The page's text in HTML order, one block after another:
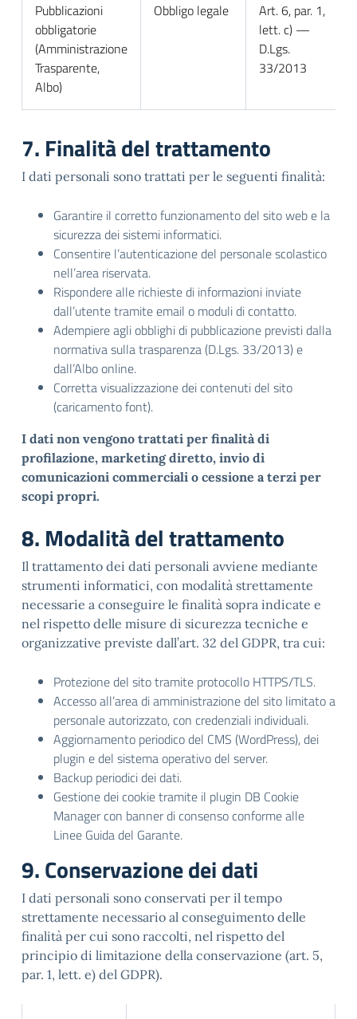
Pubblicazioni
obbligatorie
(Amministrazione
Trasparente,
Albo)
Obbligo legale
Art. 6, par. 1,
lett. c) —
D.Lgs.
33/2013
7. Finalità del trattamento
I dati personali sono trattati per le seguenti finalità:
Garantire il corretto funzionamento del sito web e la
sicurezza dei sistemi informatici.
Consentire l’autenticazione del personale scolastico
nell’area riservata.
Rispondere alle richieste di informazioni inviate
dall’utente tramite email o moduli di contatto.
Adempiere agli obblighi di pubblicazione previsti dalla
normativa sulla trasparenza (D.Lgs. 33/2013) e
dall’Albo online.
Corretta visualizzazione dei contenuti del sito
(caricamento font).
I dati non vengono trattati per finalità di
profilazione, marketing diretto, invio di
comunicazioni commerciali o cessione a terzi per
scopi propri.
8. Modalità del trattamento
Il trattamento dei dati personali avviene mediante
strumenti informatici, con modalità strettamente
necessarie a conseguire le finalità sopra indicate e
nel rispetto delle misure di sicurezza tecniche e
organizzative previste dall’art. 32 del GDPR, tra cui:
Protezione del sito tramite protocollo HTTPS/TLS.
Accesso all’area di amministrazione del sito limitato a
personale autorizzato, con credenziali individuali.
Aggiornamento periodico del CMS (WordPress), dei
plugin e del sistema operativo del server.
Backup periodici dei dati.
Gestione dei cookie tramite il plugin DB Cookie
Manager con banner di consenso conforme alle
Linee Guida del Garante.
9. Conservazione dei dati
I dati personali sono conservati per il tempo
strettamente necessario al conseguimento delle
finalità per cui sono raccolti, nel rispetto del
principio di limitazione della conservazione (art. 5,
par. 1, lett. e) del GDPR).